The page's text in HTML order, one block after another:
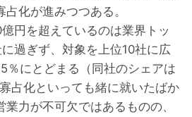
化が進みつつある。
円を超えているのは業界トッ
過ぎず、対象を上位10社に広
％にとどまる（同社のシェアは
占化といっても緒に就いたばか
力が不可欠ではあるものの、